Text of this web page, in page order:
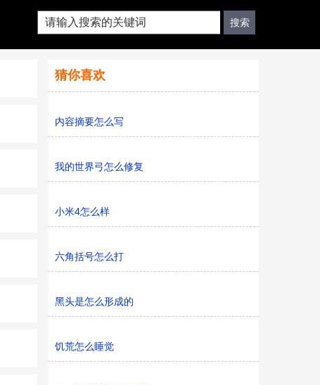
猜你喜欢
内容摘要怎么写
我的世界弓怎么修复
小米4怎么样
六角括号怎么打
黑头是怎么形成的
饥荒怎么睡觉